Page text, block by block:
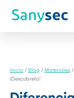
Inicio / Blog / Materiales /
¡Descúbrelo!